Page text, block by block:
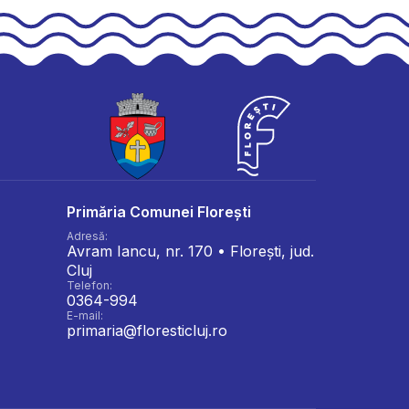
Primăria Comunei Florești
Adresă:
Avram Iancu, nr. 170 • Florești, jud.
Cluj
Telefon:
0364-994
E-mail:
primaria@floresticluj.ro